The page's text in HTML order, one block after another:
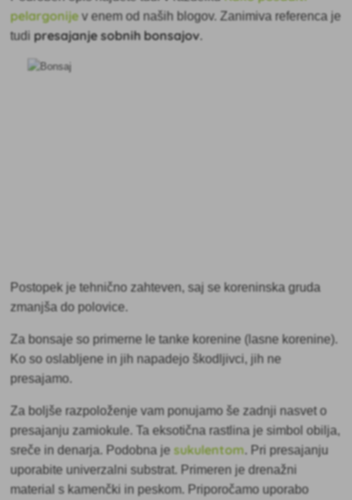
pelargonije v enem od naših blogov. Zanimiva referenca je
tudipresajanje sobnih bonsajov.
Postopek je tehnično zahteven, saj se koreninska gruda
zmanjša do polovice.
Za bonsaje so primerne le tanke korenine (lasne korenine).
Ko so oslabljene in jih napadejo škodljivci, jih ne
presajamo.
Za boljše razpoloženje vam ponujamo še zadnjinasvet o
presajanju zamiokule. Ta eksotična rastlina je simbol obilja,
sreče in denarja. Podobna jesukulentom. Pri presajanju
uporabite univerzalni substrat. Primeren je drenažni
material s kamenčki in peskom. Priporočamo uporabo